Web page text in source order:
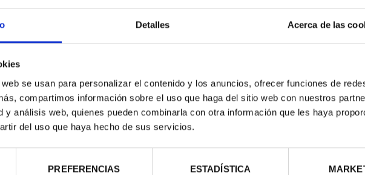
Detalles Acerca de las
se usan para personalizar el contenido y los anuncios, ofrecer funciones de
compartimos información sobre el uso que haga del sitio web con nuestros
y análisis web, quienes pueden combinarla con otra información que les haya
del uso que haya hecho de sus servicios.
PREFERENCIAS ESTADÍSTICA
CAPITALES DE
1
€
registrados
SUSCRIPCIÓN CAPITALES DE
PROVINCIA 2
949,00 €
SUSCRIPCIÓN
PROVINCIA 3
949,00 €